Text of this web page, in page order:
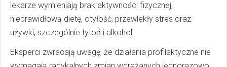
lekarze wymieniają brak aktywności fizycznej,
nieprawidłową dietę, otyłość, przewlekły stres oraz
używki, szczególnie tytoń i alkohol.
Eksperci zwracają uwagę, że działania profilaktyczne nie